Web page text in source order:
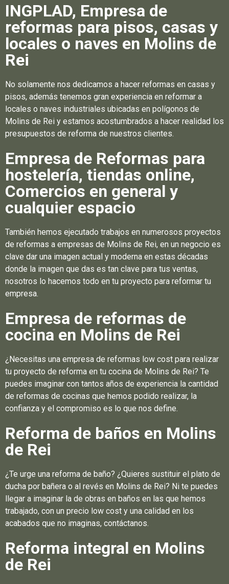
INGPLAD, Empresa de
reformas para pisos, casas y
locales o naves en Molins de
Rei
No solamente nos dedicamos a hacer reformas en casas y
pisos, además tenemos gran experiencia en reformar a
locales o naves industriales ubicadas en polígonos de
Molins de Rei y estamos acostumbrados a hacer realidad los
presupuestos de reforma de nuestros clientes.
Empresa de Reformas para
hostelería, tiendas online,
Comercios en general y
cualquier espacio
También hemos ejecutado trabajos en numerosos proyectos
de reformas a empresas de Molins de Rei, en un negocio es
clave dar una imagen actual y moderna en estas décadas
donde la imagen que das es tan clave para tus ventas,
nosotros lo hacemos todo en tu proyecto para reformar tu
empresa.
Empresa de reformas de
cocina en Molins de Rei
¿Necesitas una empresa de reformas low cost para realizar
tu proyecto de reforma en tu cocina de Molins de Rei? Te
puedes imaginar con tantos años de experiencia la cantidad
de reformas de cocinas que hemos podido realizar, la
confianza y el compromiso es lo que nos define.
Reforma de baños en Molins
de Rei
¿Te urge una reforma de baño? ¿Quieres sustituir el plato de
ducha por bañera o al revés en Molins de Rei? Ni te puedes
llegar a imaginar la de obras en baños en las que hemos
trabajado, con un precio low cost y una calidad en los
acabados que no imaginas, contáctanos.
Reforma integral en Molins
de Rei